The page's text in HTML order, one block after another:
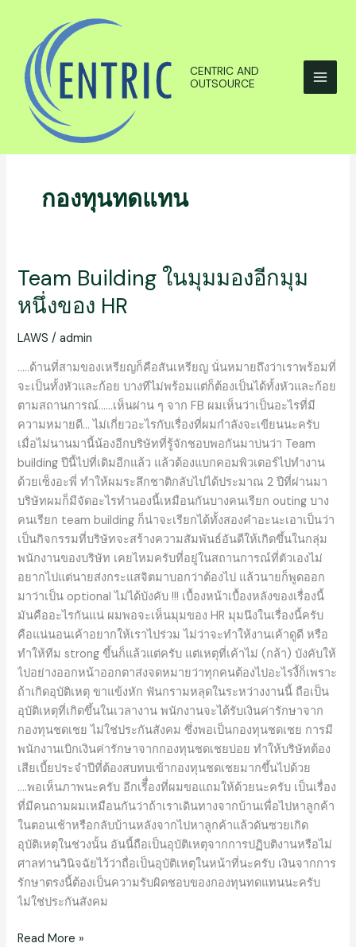
content
CENTRIC AND
OUTSOURCE
กองทุนทดแทน
Team Building ในมุมมองอีกมุม
หนึ่งของ HR
LAWS /admin
…..ด้านที่สามของเหรียญก็คือสันเหรียญ นั่นหมายถึงว่าเราพร้อมที่
จะเป็นทั้งหัวและก้อย บางทีไม่พร้อมแต่ก็ต้องเป็นได้ทั้งหัวและก้อย
ตามสถานการณ์……เห็นผ่าน ๆ จาก FB ผมเห็นว่าเป็นอะไรที่มี
ความหมายดี… ไม่เกี่ยวอะไรกับเรื่องที่ผมกำลังจะเขียนนะครับ
เมื่อไม่นานมานี้น้องอีกบริษัทที่รู้จักชอบพอกันมาบ่นว่า Team
building ปีนี้ไปที่เดิมอีกแล้ว แล้วต้องแบกคอมพิวเตอร์ไปทำงาน
ด้วยเซ็งอะพี่ ทำให้ผมระลึกชาติกลับไปได้ประมาณ 2 ปีที่ผ่านมา
บริษัทผมก็มีจัดอะไรทำนองนี้เหมือนกันบางคนเรียก outing บาง
คนเรียก team building ก็น่าจะเรียกได้ทั้งสองคำอะนะเอาเป็นว่า
เป็นกิจกรรมที่บริษัทจะสร้างความสัมพันธ์อันดีให้เกิดขึ้นในกลุ่ม
พนักงานของบริษัท เคยไหมครับที่อยู่ในสถานการณ์ที่ตัวเองไม่
อยากไปแต่นายส่งกระแสจิตมาบอกว่าต้องไป แล้วนายก็พูดออก
มาว่าเป็น optional ไม่ได้บังคับ !!! เบื้องหน้าเบื้องหลังของเรื่องนี้
มันคืออะไรกันแน่ ผมพอจะเห็นมุมของ HR มุมนึงในเรื่องนี้ครับ
คือแน่นอนเค้าอยากให้เราไปร่วม ไม่ว่าจะทำให้งานเค้าดูดี หรือ
ทำให้ทีม strong ขึ้นก็แล้วแต่ครับ แต่เหตุที่เค้าไม่ (กล้า) บังคับให้
ไปอย่างออกหน้าออกตาส่งจดหมายว่าทุกคนต้องไปอะไรงี้ก็เพราะ
ถ้าเกิดอุบัติเหตุ ขาแข้งหัก ฟันกรามหลุดในระหว่างงานนี้ ถือเป็น
อุบัติเหตุที่เกิดขึ้นในเวลางาน พนักงานจะได้รับเงินค่ารักษาจาก
กองทุนชดเชย ไม่ใช่ประกันสังคม ซึ่งพอเป็นกองทุนชดเชย การมี
พนักงานเบิกเงินค่ารักษาจากกองทุนชดเชยบ่อย ทำให้บริษัทต้อง
เสียเบี้ยประจำปีที่ต้องสบทบเข้ากองทุนชดเชยมากขึ้นไปด้วย
….พอเห็นภาพนะครับ อีกเรีื่องที่ผมขอแถมให้ด้วยนะครับ เป็นเรื่อง
ที่มีคนถามผมเหมือนกันว่าถ้าเราเดินทางจากบ้านเพื่อไปหาลูกค้า
ในตอนเช้าหรือกลับบ้านหลังจากไปหาลูกค้าแล้วดันซวยเกิด
อุบัติเหตุในช่วงนั้น อันนี้ถือเป็นอุบัติเหตุจากการปฏิบติงานหรือไม่
ศาลท่านวินิจฉัยไว้ว่าถื่อเป็นอุบัติเหตุในหน้าที่นะครับ เงินจากการ
รักษาตรงนี้ต้องเป็นความรับผิดชอบของกองทุนทดแทนนะครับ
ไม่ใช่ประกันสังคม
Team
Building
ใน
อีก
มุม
หนึ่ง
ของ
HR
Read More »